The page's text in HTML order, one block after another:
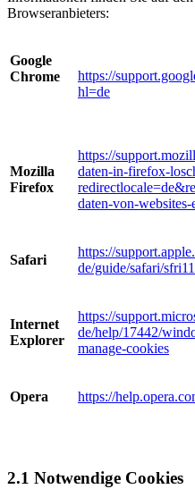
Browseranbieters:
Google
Chrome
https://
hl=de
Mozilla
Firefox
https://
daten-in-firefox-
daten-von-websites-
Safari
https://
de/guide/safari/
Internet
Explorer
https://
de/help/17442/
manage-cookies
Opera https://
2.1 Notwendige Cookies